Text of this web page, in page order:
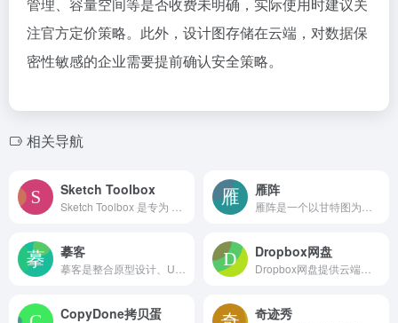
管理、容量空间等是否收费未明确，实际使用时建议关
注官方定价策略。此外，设计图存储在云端，对数据保
密性敏感的企业需要提前确认安全策略。
相关导航
Sketch Toolbox 雁阵
摹客 Dropbox网盘
CopyDone拷贝蛋 奇迹秀